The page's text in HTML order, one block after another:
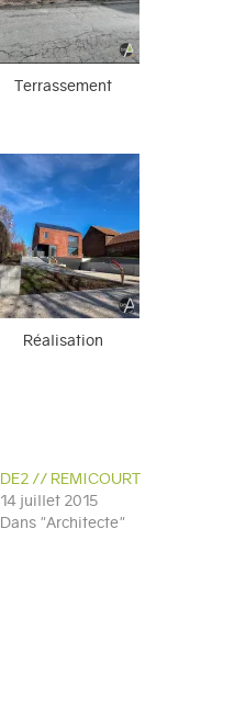
Terrassement
Réalisation
DE2 // REMICOURT
14 juillet 2015
Dans "Architecte"